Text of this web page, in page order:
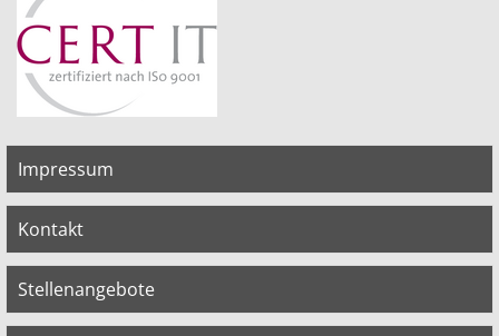
Impressum
Kontakt
Stellenangebote